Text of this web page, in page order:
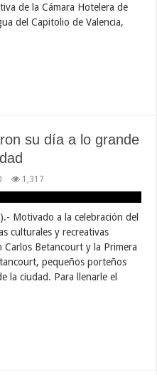
de la Cámara Hotelera de
del Capitolio de Valencia,
su día a lo grande
1,317
Motivado a la celebración del
culturales y recreativas
Carlos Betancourt y la Primera
pequeños porteños
la ciudad. Para llenarle el